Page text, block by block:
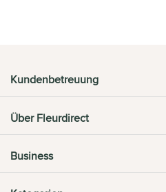
Kundenbetreuung
Über Fleurdirect
Business